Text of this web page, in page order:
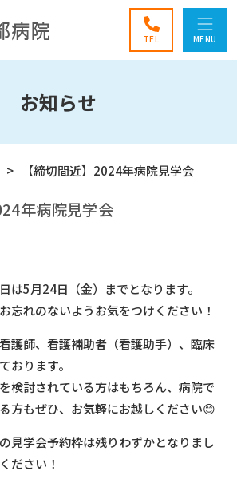
TEL MENU
お知らせ
【締切間近】2024年病院見学会
年病院見学会
は5月24日（金）までとなります。
忘れのないようお気をつけください！
護師、看護補助者（看護助手）、臨床
おります。
検討されている方はもちろん、病院で
方もぜひ、お気軽にお越しください😊
見学会予約枠は残りわずかとなりまし
ださい！